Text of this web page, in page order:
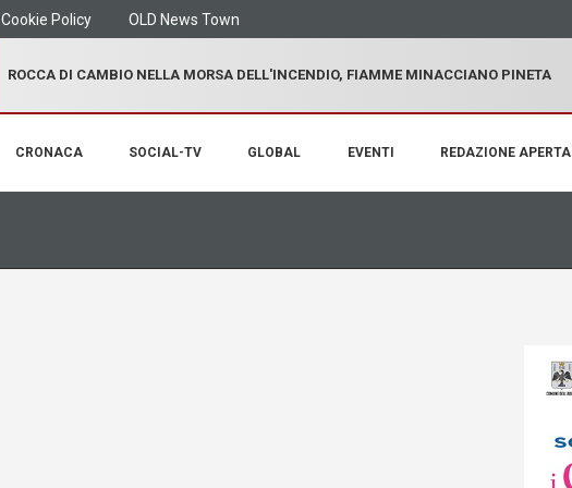
Cookie Policy OLD News Town
ROCCA DI CAMBIO NELLA MORSA DELL'INCENDIO, FIAMME MINACCIANO PINETA
CRONACA SOCIAL-TV GLOBAL EVENTI REDAZIONE APERTA